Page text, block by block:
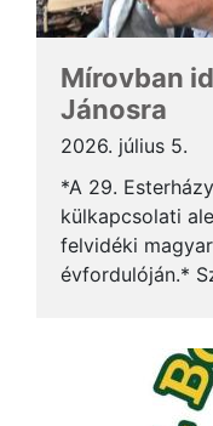
Mírovban
Jánosra
2026. július 5.
*A 29.
külkapcsolati
felvidéki
évfordulóján.*